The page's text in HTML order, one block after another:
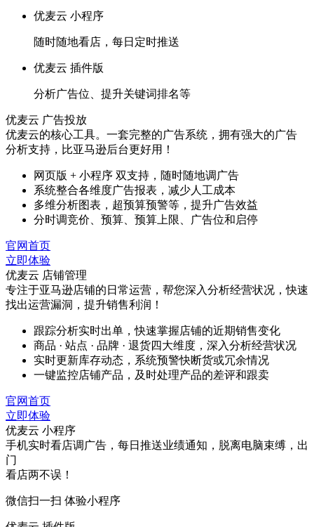
优麦云 小程序
随时随地看店，每日定时推送
优麦云 插件版
分析广告位、提升关键词排名等
优麦云 广告投放
优麦云的核心工具。一套完整的广告系统，拥有强大的广告
分析支持，比亚马逊后台更好用！
网页版 + 小程序 双支持，随时随地调广告
系统整合各维度广告报表，减少人工成本
多维分析图表，超预算预警等，提升广告效益
分时调竞价、预算、预算上限、广告位和启停
官网首页
立即体验
优麦云 店铺管理
专注于亚马逊店铺的日常运营，帮您深入分析经营状况，快速
找出运营漏洞，提升销售利润！
跟踪分析实时出单，快速掌握店铺的近期销售变化
商品 · 站点 · 品牌 · 退货四大维度，深入分析经营状况
实时更新库存动态，系统预警快断货或冗余情况
一键监控店铺产品，及时处理产品的差评和跟卖
官网首页
立即体验
优麦云 小程序
手机实时看店调广告，每日推送业绩通知，脱离电脑束缚，出
门
看店两不误！
微信扫一扫 体验小程序